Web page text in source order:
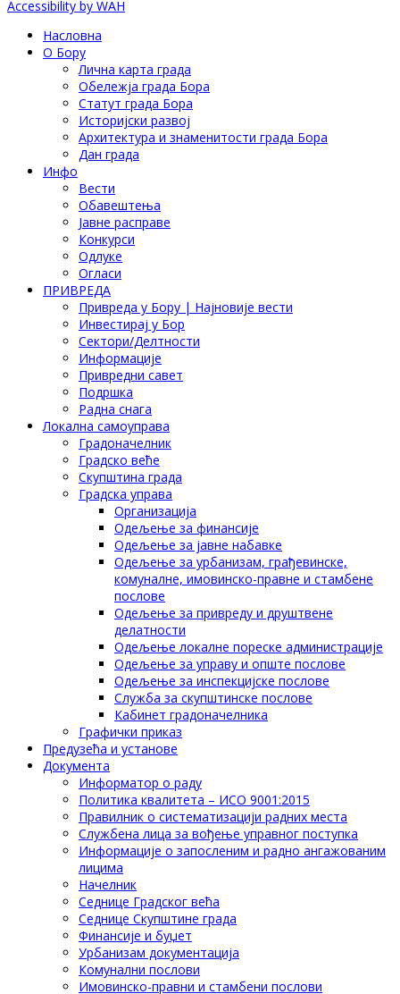
Accessibility by WAH
Насловна
О Бору
Лична карта града
Обележја града Бора
Статут града Бора
Историјски развој
Архитектура и знаменитости града Бора
Дан града
Инфо
Вести
Обавештења
Јавне расправе
Конкурси
Одлуке
Огласи
ПРИВРЕДА
Привреда у Бору | Најновије вести
Инвестирај у Бор
Сектори/Делтности
Информације
Привредни савет
Подршка
Радна снага
Локална самоуправа
Градоначелник
Градско веће
Скупштина града
Градска управа
Организација
Одељење за финансије
Одељење за јавне набавке
Одељење за урбанизам, грађевинске,
комуналне, имовинско-правне и стамбене
послове
Одељење за привреду и друштвене
делатности
Одељење локалне пореске администрације
Одељење за управу и опште послове
Одељење за инспекцијске послове
Служба за скупштинске послове
Кабинет градоначелника
Графички приказ
Предузећа и установе
Документа
Информатор о раду
Политика квалитета – ИСО 9001:2015
Правилник о систематизацији радних места
Службена лица за вођење управног поступка
Информације о запосленим и радно ангажованим
лицима
Начелник
Седнице Градског већа
Седнице Скупштине града
Финансије и буџет
Урбанизам документација
Комунални послови
Имовинско-правни и стамбени послови